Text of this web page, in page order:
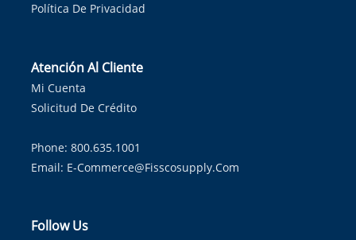
Política De Privacidad
Atención Al Cliente
Mi Cuenta
Solicitud De Crédito
Phone: 800.635.1001
Email: E-Commerce@fisscosupply.com
Follow Us